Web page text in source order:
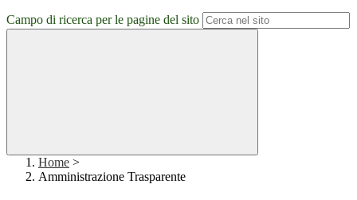
Campo di ricerca per le pagine del sito
Home >
Amministrazione Trasparente